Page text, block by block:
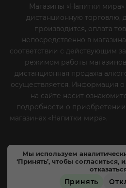
Мы используем
‘Принять’, чтобы согласиться,
Принять
Магазины «Напитки
дистанционную торговлю,
производится, оплата
непосредственно в
соответствии с действующим
режимом работы
дистанционная продажа
осуществляется. Информация
на сайте носит
подробности о приобретении
магазинах «Напитки мира».